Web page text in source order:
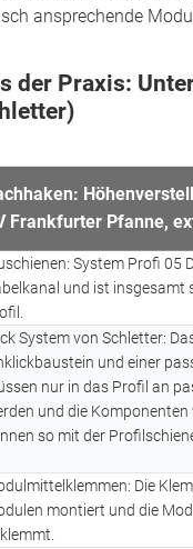
ansprechende
der Praxis:
Frankfurter Pfanne,
System Profi 05
und ist insgesamt
System von Schletter:
und einer
nur in das Profil an
und die Komponenten
so mit der
Die
montiert und die